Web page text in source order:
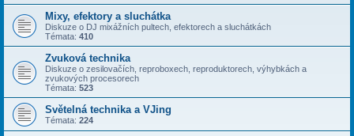
Mixy, efektory a sluchátka
Diskuze o DJ mixážních pultech, efektorech a sluchátkách
Témata: 410
Zvuková technika
Diskuze o zesilovačích, reproboxech, reproduktorech, výhybkách a
zvukových procesorech
Témata: 523
Světelná technika a VJing
Témata: 224